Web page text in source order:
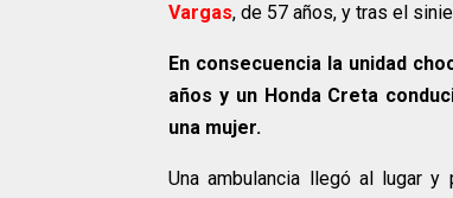
Vargas, de 57 años, y tras el
En consecuencia la unidad
años y un Honda Creta
una mujer.
Una ambulancia llegó al lugar